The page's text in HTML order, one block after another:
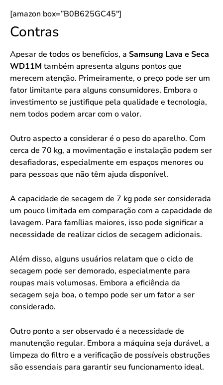
[amazon box=”B0B625GC45″]
Contras
Apesar de todos os benefícios, a Samsung Lava e Seca
WD11M também apresenta alguns pontos que
merecem atenção. Primeiramente, o preço pode ser um
fator limitante para alguns consumidores. Embora o
investimento se justifique pela qualidade e tecnologia,
nem todos podem arcar com o valor.
Outro aspecto a considerar é o peso do aparelho. Com
cerca de 70 kg, a movimentação e instalação podem ser
desafiadoras, especialmente em espaços menores ou
para pessoas que não têm ajuda disponível.
A capacidade de secagem de 7 kg pode ser considerada
um pouco limitada em comparação com a capacidade de
lavagem. Para famílias maiores, isso pode significar a
necessidade de realizar ciclos de secagem adicionais.
Além disso, alguns usuários relatam que o ciclo de
secagem pode ser demorado, especialmente para
roupas mais volumosas. Embora a eficiência da
secagem seja boa, o tempo pode ser um fator a ser
considerado.
Outro ponto a ser observado é a necessidade de
manutenção regular. Embora a máquina seja durável, a
limpeza do filtro e a verificação de possíveis obstruções
são essenciais para garantir seu funcionamento ideal.